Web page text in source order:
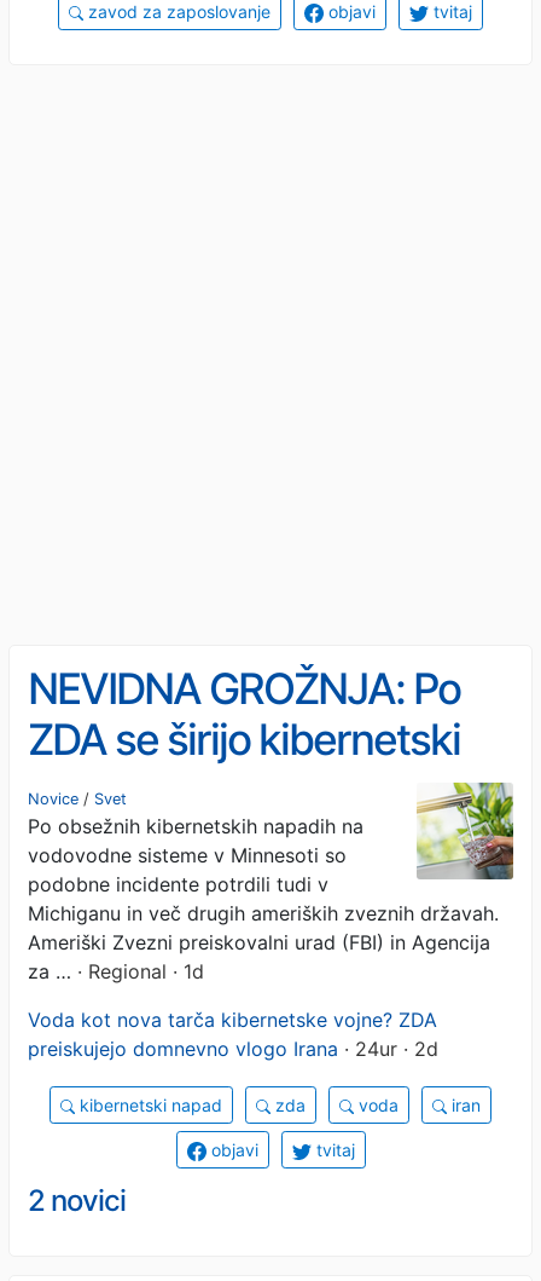
zavod za zaposlovanje objavi tvitaj
NEVIDNA GROŽNJA: Po
ZDA se širijo kibernetski
napadi na oskrbo s pitno
vodo
Novice / Svet
Po obsežnih kibernetskih napadih na
vodovodne sisteme v Minnesoti so
podobne incidente potrdili tudi v
Michiganu in več drugih ameriških zveznih državah.
Ameriški Zvezni preiskovalni urad (FBI) in Agencija
za … · Regional · 1d
Voda kot nova tarča kibernetske vojne? ZDA
preiskujejo domnevno vlogo Irana · 24ur · 2d
kibernetski napad zda voda iran
objavi tvitaj
2 novici